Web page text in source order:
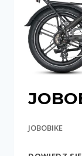
JOBOBIKE